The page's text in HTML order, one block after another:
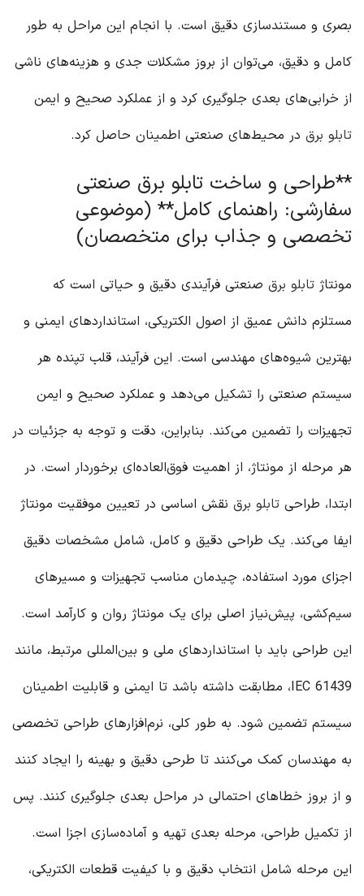
بصری و مستندسازی دقیق است. با انجام این مراحل به طور
کامل و دقیق، می‌توان از بروز مشکلات جدی و هزینه‌های ناشی
از خرابی‌های بعدی جلوگیری کرد و از عملکرد صحیح و ایمن
تابلو برق در محیط‌های صنعتی اطمینان حاصل کرد.
**طراحی و ساخت تابلو برق صنعتی
سفارشی: راهنمای کامل** (موضوعی
تخصصی و جذاب برای متخصصان)
مونتاژ تابلو برق صنعتی فرآیندی دقیق و حیاتی است که
مستلزم دانش عمیق از اصول الکتریکی، استانداردهای ایمنی و
بهترین شیوه‌های مهندسی است. این فرآیند، قلب تپنده هر
سیستم صنعتی را تشکیل می‌دهد و عملکرد صحیح و ایمن
تجهیزات را تضمین می‌کند. بنابراین، دقت و توجه به جزئیات در
هر مرحله از مونتاژ، از اهمیت فوق‌العاده‌ای برخوردار است. در
ابتدا، طراحی تابلو برق نقش اساسی در تعیین موفقیت مونتاژ
ایفا می‌کند. یک طراحی دقیق و کامل، شامل مشخصات دقیق
اجزای مورد استفاده، چیدمان مناسب تجهیزات و مسیرهای
سیم‌کشی، پیش‌نیاز اصلی برای یک مونتاژ روان و کارآمد است.
این طراحی باید با استانداردهای ملی و بین‌المللی مرتبط، مانند
IEC 61439، مطابقت داشته باشد تا ایمنی و قابلیت اطمینان
سیستم تضمین شود. به طور کلی، نرم‌افزارهای طراحی تخصصی
به مهندسان کمک می‌کنند تا طرحی دقیق و بهینه را ایجاد کنند
و از بروز خطاهای احتمالی در مراحل بعدی جلوگیری کنند. پس
از تکمیل طراحی، مرحله بعدی تهیه و آماده‌سازی اجزا است.
این مرحله شامل انتخاب دقیق و با کیفیت قطعات الکتریکی،